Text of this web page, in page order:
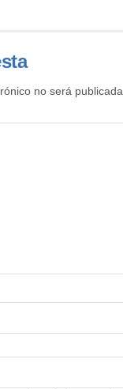
no será publicada.